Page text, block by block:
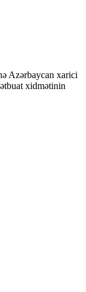
Azərbaycan xarici
xidmətinin